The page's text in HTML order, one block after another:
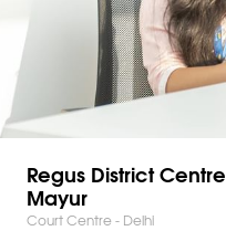
Regus District Centre
Mayur
Court Centre - Delhi